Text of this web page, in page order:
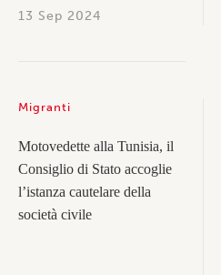
13 Sep 2024
Migranti
Motovedette alla Tunisia, il
Consiglio di Stato accoglie
l’istanza cautelare della
società civile